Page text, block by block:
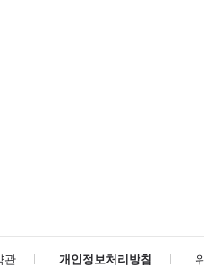
관 개인정보처리방침